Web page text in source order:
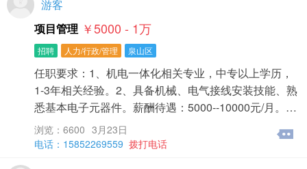
游客
项目管理 ￥5000 - 1万
招聘 人力/行政/管理 泉山区
任职要求：1、机电一体化相关专业，中专以上学历，
1-3年相关经验。2、具备机械、电气接线安装技能、熟
悉基本电子元器件。薪酬待遇：5000--10000元/月。…
浏览：6600 3月23日
电话：15852269559 拨打电话